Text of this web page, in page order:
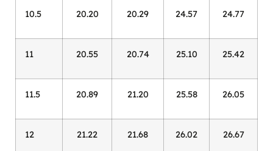
10.5 20.20 20.29 24.57 24.77
11 20.55 20.74 25.10 25.42
11.5 20.89 21.20 25.58 26.05
12 21.22 21.68 26.02 26.67